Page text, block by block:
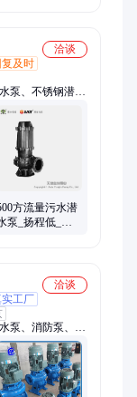
洽谈
复及时
泵、不锈钢潜水
吸式潜水泵、高
温潜水泵、浮筒
泵、潜油电机、
污泵、电潜泵
方流量污水潜
泵_扬程低_耐
洽谈
工厂
泵、消防泵、自
消防成套设备、